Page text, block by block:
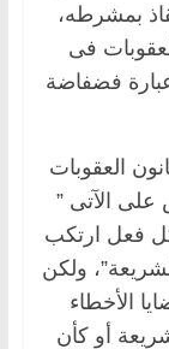
بمشرطه،
فى
فضفاضة
العقوبات
60 التى تنص على الآتى ”
فعل ارتكب
ولكن
الأخطاء
أو كأن